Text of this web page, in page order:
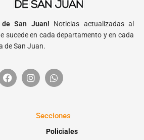
San Juan! Noticias actualizadas al
sucede en cada departamento y en cada
de San Juan.
Secciones
Policiales